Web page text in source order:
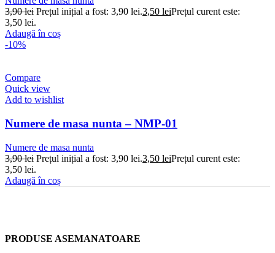
3,90lei Prețul inițial a fost: 3,90 lei.3,50 leiPrețul curent este:
3,50 lei.
Adaugă în coș
-10%
Compare
Quick view
Add to wishlist
Numere de masa nunta – NMP-01
Numere de masa nunta
3,90lei Prețul inițial a fost: 3,90 lei.3,50 leiPrețul curent este:
3,50 lei.
Adaugă în coș
PRODUSE ASEMANATOARE